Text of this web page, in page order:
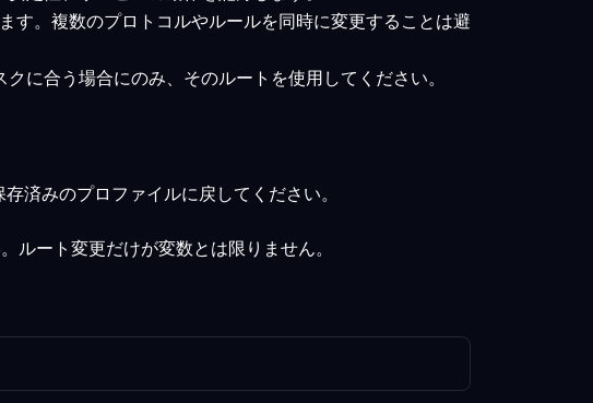
す。複数のプロトコルやルールを同時に変更することは避
に合う場合にのみ、そのルートを使用してください。
済みのプロファイルに戻してください。
ルート変更だけが変数とは限りません。